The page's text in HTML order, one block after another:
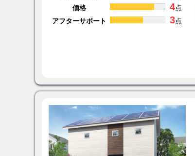
価格
4点
アフターサポート
3点